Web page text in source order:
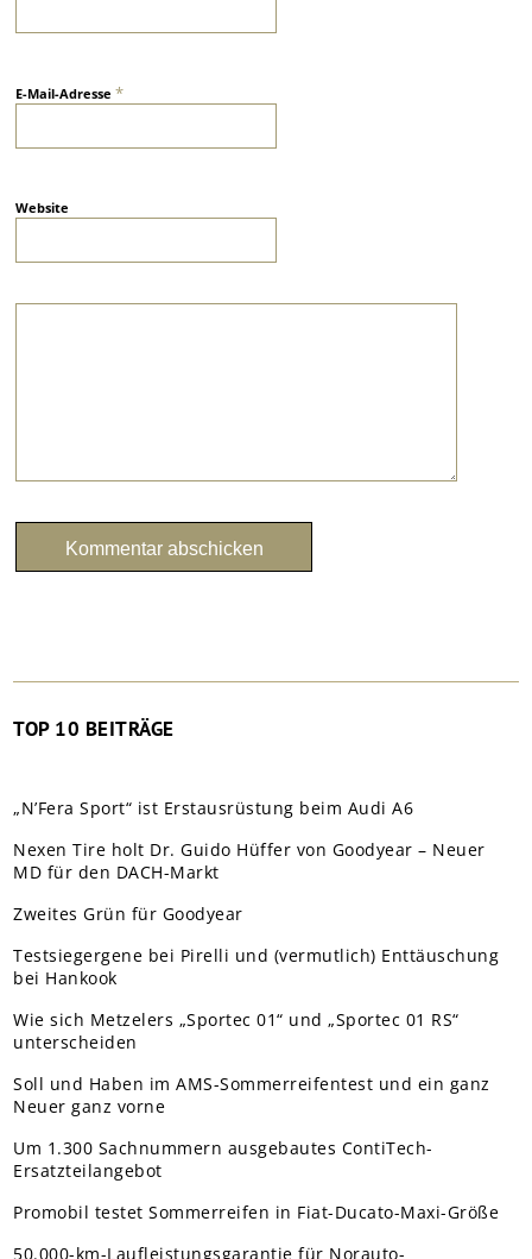
E-Mail-Adresse*
Website
TOP 10 BEITRÄGE
„N’Fera Sport“ ist Erstausrüstung beim Audi A6
Nexen Tire holt Dr. Guido Hüffer von Goodyear – Neuer
MD für den DACH-Markt
Zweites Grün für Goodyear
Testsiegergene bei Pirelli und (vermutlich) Enttäuschung
bei Hankook
Wie sich Metzelers „Sportec 01“ und „Sportec 01 RS“
unterscheiden
Soll und Haben im AMS-Sommerreifentest und ein ganz
Neuer ganz vorne
Um 1.300 Sachnummern ausgebautes ContiTech-
Ersatzteilangebot
Promobil testet Sommerreifen in Fiat-Ducato-Maxi-Größe
50.000-km-Laufleistungsgarantie für Norauto-